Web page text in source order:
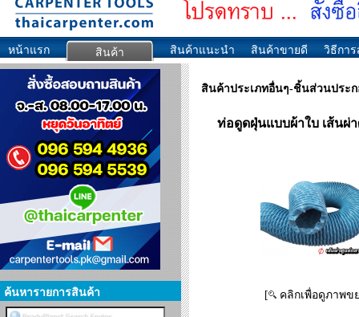
หน้าแรก สินค้า สินค้าแนะนำ สินค้าขายดี วิธีกา
ค้นหารายการสินค้า
สินค้าประเภทอื่นๆ-ชิ้นส่วนประ
ท่อดูดฝุ่นแบบผ้าใบ เส้นผ่
[ คลิกเพื่อดูภาพข